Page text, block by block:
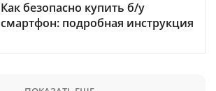
Как безопасно купить б/у
смартфон: подробная инструкция